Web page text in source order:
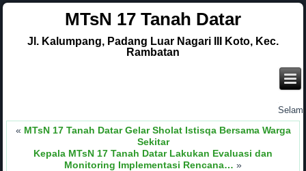
MTsN 17 Tanah Datar
Jl. Kalumpang, Padang Luar Nagari III Koto, Kec.
Rambatan
Selamat
« MTsN 17 Tanah Datar Gelar Sholat Istisqa Bersama Warga
Sekitar
Kepala MTsN 17 Tanah Datar Lakukan Evaluasi dan
Monitoring Implementasi Rencana… »